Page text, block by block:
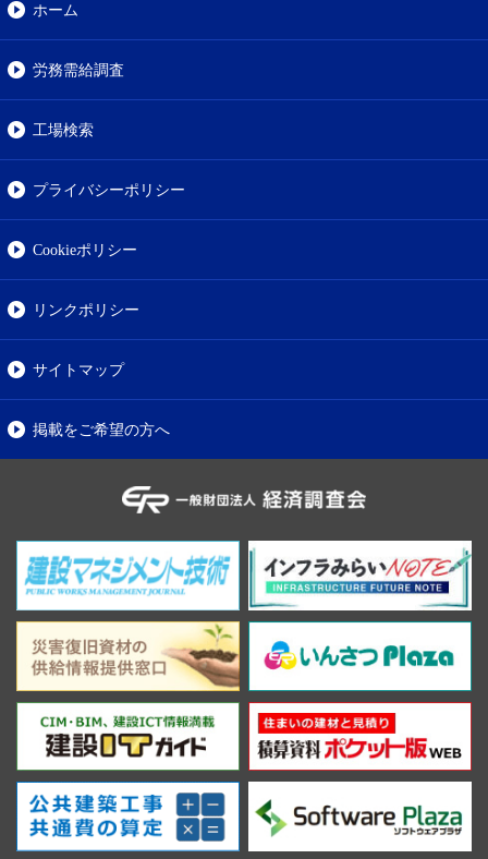
ホーム
労務需給調査
工場検索
プライバシーポリシー
Cookieポリシー
リンクポリシー
サイトマップ
掲載をご希望の方へ